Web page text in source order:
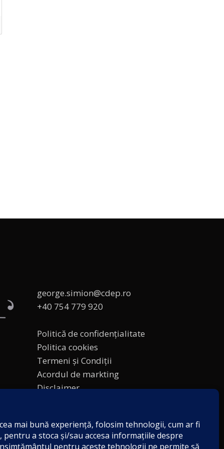
george.simion@cdep.ro
+40 754 779 920
Politică de confidențialitate
Politica cookies
Termeni și Condiții
Acordul de markting
Disclaimer